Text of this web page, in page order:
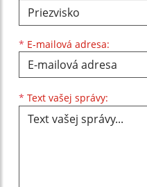
* E-mailová adresa:
* Text vašej správy: